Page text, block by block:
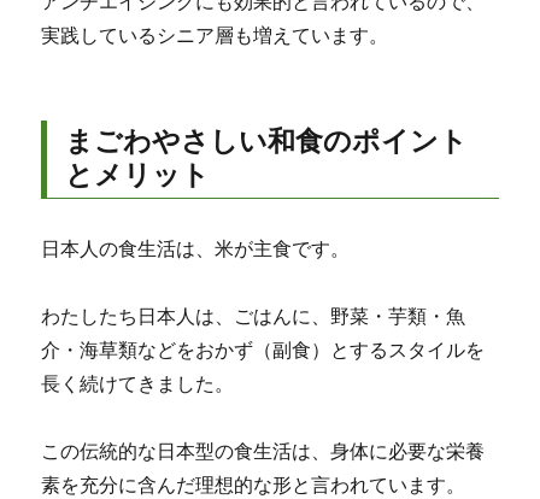
実践しているシニア層も増えています。
まごわやさしい和食のポイント
とメリット
日本人の食生活は、米が主食です。
わたしたち日本人は、ごはんに、野菜・芋類・魚
介・海草類などをおかず（副食）とするスタイルを
長く続けてきました。
この伝統的な日本型の食生活は、身体に必要な栄養
素を充分に含んだ理想的な形と言われています。